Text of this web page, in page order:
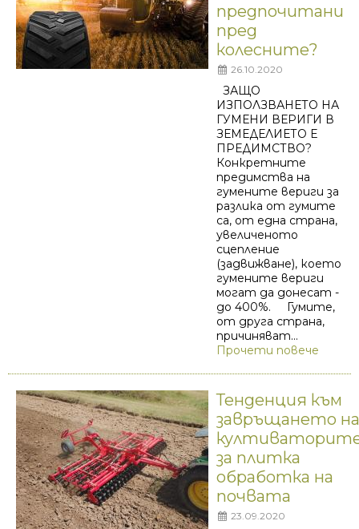
предпочитани
пред
колесните?
26.10.2020
ЗАЩО
ИЗПОЛЗВАНЕТО НА
ГУМЕНИ ВЕРИГИ В
ЗЕМЕДЕЛИЕТО Е
ПРЕДИМСТВО?
Конкретните
предимства на
гумените вериги за
разлика от гумите
са, от една страна,
увеличеното
сцепление
(задвижване), което
гумените вериги
могат да донесат -
до 400%. Гумите,
от друга страна,
причиняват...
Прочети повече
Тенденция към
завръщането на
за плитка
обработка на
почвата
23.09.2020